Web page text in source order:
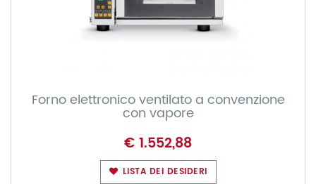
Forno elettronico ventilato a convenzione
con vapore
€ 1.552,88
LISTA DEI DESIDERI